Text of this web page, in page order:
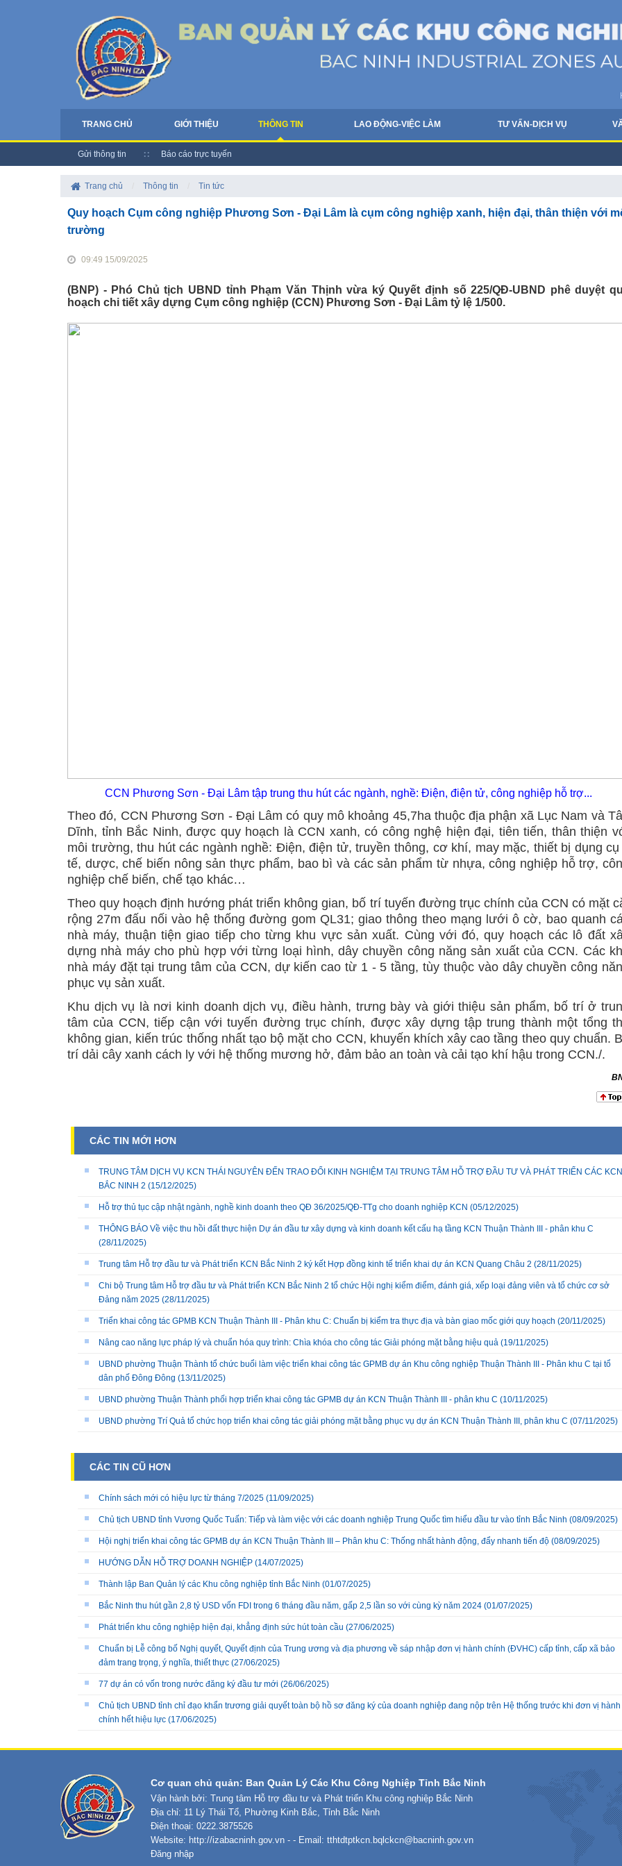
TRANG CHỦ GIỚI THIỆU THÔNG TIN LAO ĐỘNG-VIỆC LÀM TƯ VẤN-DỊCH VỤ
Gửi thông tin Báo cáo trực tuyến
Trang chủ Thông tin Tin tức
Quy hoạch Cụm công nghiệp Phương Sơn - Đại Lâm là cụm công nghiệp xanh, hiện đại, thân thiện với
trường
09:49 15/09/2025
(BNP) - Phó Chủ tịch UBND tỉnh Phạm Văn Thịnh vừa ký Quyết định số 225/QĐ-UBND phê duyệt
hoạch chi tiết xây dựng Cụm công nghiệp (CCN) Phương Sơn - Đại Lâm tỷ lệ 1/500.
CCN Phương Sơn - Đại Lâm tập trung thu hút các ngành, nghề: Điện, điện tử, công nghiệp hỗ trợ...
Theo đó, CCN Phương Sơn - Đại Lâm có quy mô khoảng 45,7ha thuộc địa phận xã Lục Nam và
Dĩnh, tỉnh Bắc Ninh, được quy hoạch là CCN xanh, có công nghệ hiện đại, tiên tiến, thân thiện
môi trường, thu hút các ngành nghề: Điện, điện tử, truyền thông, cơ khí, may mặc, thiết bị dụng cụ
tế, dược, chế biến nông sản thực phẩm, bao bì và các sản phẩm từ nhựa, công nghiệp hỗ trợ,
nghiệp chế biến, chế tạo khác…
Theo quy hoạch định hướng phát triển không gian, bố trí tuyến đường trục chính của CCN có mặt
rộng 27m đấu nối vào hệ thống đường gom QL31; giao thông theo mạng lưới ô cờ, bao quanh
nhà máy, thuận tiện giao tiếp cho từng khu vực sản xuất. Cùng với đó, quy hoạch các lô đất
dựng nhà máy cho phù hợp với từng loại hình, dây chuyền công năng sản xuất của CCN. Các
nhà máy đặt tại trung tâm của CCN, dự kiến cao từ 1 - 5 tầng, tùy thuộc vào dây chuyền công
phục vụ sản xuất.
Khu dịch vụ là nơi kinh doanh dịch vụ, điều hành, trưng bày và giới thiệu sản phẩm, bố trí ở
tâm của CCN, tiếp cận với tuyến đường trục chính, được xây dựng tập trung thành một tổng
không gian, kiến trúc thống nhất tạo bộ mặt cho CCN, khuyến khích xây cao tầng theo quy chuẩn.
trí dải cây xanh cách ly với hệ thống mương hở, đảm bảo an toàn và cải tạo khí hậu trong CCN./.
CÁC TIN MỚI HƠN
TRUNG TÂM DỊCH VỤ KCN THÁI NGUYÊN ĐẾN TRAO ĐỔI KINH NGHIỆM TẠI TRUNG TÂM HỖ TRỢ ĐẦU TƯ VÀ PHÁT TRIỂN CÁC KCN
BẮC NINH 2 (15/12/2025)
Hỗ trợ thủ tục cập nhật ngành, nghề kinh doanh theo QĐ 36/2025/QĐ-TTg cho doanh nghiệp KCN (05/12/2025)
THÔNG BÁO Về việc thu hồi đất thực hiện Dự án đầu tư xây dựng và kinh doanh kết cấu hạ tầng KCN Thuận Thành III - phân khu C
(28/11/2025)
Trung tâm Hỗ trợ đầu tư và Phát triển KCN Bắc Ninh 2 ký kết Hợp đồng kinh tế triển khai dự án KCN Quang Châu 2 (28/11/2025)
Chi bộ Trung tâm Hỗ trợ đầu tư và Phát triển KCN Bắc Ninh 2 tổ chức Hội nghị kiểm điểm, đánh giá, xếp loại đảng viên và tổ chức cơ sở
Đảng năm 2025 (28/11/2025)
Triển khai công tác GPMB KCN Thuận Thành III - Phân khu C: Chuẩn bị kiểm tra thực địa và bàn giao mốc giới quy hoạch (20/11/2025)
Nâng cao năng lực pháp lý và chuẩn hóa quy trình: Chìa khóa cho công tác Giải phóng mặt bằng hiệu quả (19/11/2025)
UBND phường Thuận Thành tổ chức buổi làm việc triển khai công tác GPMB dự án Khu công nghiệp Thuận Thành III - Phân khu C tại tổ
dân phố Đông Đông (13/11/2025)
UBND phường Thuận Thành phối hợp triển khai công tác GPMB dự án KCN Thuận Thành III - phân khu C (10/11/2025)
UBND phường Trí Quả tổ chức họp triển khai công tác giải phóng mặt bằng phục vụ dự án KCN Thuận Thành III, phân khu C (07/11/2025)
CÁC TIN CŨ HƠN
Chính sách mới có hiệu lực từ tháng 7/2025 (11/09/2025)
Chủ tịch UBND tỉnh Vương Quốc Tuấn: Tiếp và làm việc với các doanh nghiệp Trung Quốc tìm hiểu đầu tư vào tỉnh Bắc Ninh (08/09/2025)
Hội nghị triển khai công tác GPMB dự án KCN Thuận Thành III – Phân khu C: Thống nhất hành động, đẩy nhanh tiến độ (08/09/2025)
HƯỚNG DẪN HỖ TRỢ DOANH NGHIỆP (14/07/2025)
Thành lập Ban Quản lý các Khu công nghiệp tỉnh Bắc Ninh (01/07/2025)
Bắc Ninh thu hút gần 2,8 tỷ USD vốn FDI trong 6 tháng đầu năm, gấp 2,5 lần so với cùng kỳ năm 2024 (01/07/2025)
Phát triển khu công nghiệp hiện đại, khẳng định sức hút toàn cầu (27/06/2025)
Chuẩn bị Lễ công bố Nghị quyết, Quyết định của Trung ương và địa phương về sáp nhập đơn vị hành chính (ĐVHC) cấp tỉnh, cấp xã bảo
đảm trang trọng, ý nghĩa, thiết thực (27/06/2025)
77 dự án có vốn trong nước đăng ký đầu tư mới (26/06/2025)
Chủ tịch UBND tỉnh chỉ đạo khẩn trương giải quyết toàn bộ hồ sơ đăng ký của doanh nghiệp đang nộp trên Hệ thống trước khi đơn vị hành
chính hết hiệu lực (17/06/2025)
Cơ quan chủ quản: Ban Quản Lý Các Khu Công Nghiệp Tỉnh Bắc Ninh
Vận hành bởi: Trung tâm Hỗ trợ đầu tư và Phát triển Khu công nghiệp Bắc Ninh
Địa chỉ: 11 Lý Thái Tổ, Phường Kinh Bắc, Tỉnh Bắc Ninh
Điện thoại: 0222.3875526
Website: http://izabacninh.gov.vn - - Email: tthtdtptkcn.bqlckcn@bacninh.gov.vn
Đăng nhập